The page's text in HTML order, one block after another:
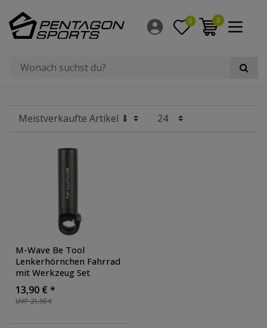
0 0
Filter
×
M-Wave Be Tool
Lenkerhörnchen Fahrrad
mit Werkzeug Set
Lenkerzusatzgriffe mit
Fahrradwerkzeug MTB
Hörnchen
UVP 21,90 €
13,90 € *